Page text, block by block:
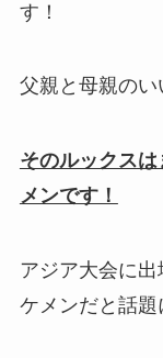
す！
父親と母親のい
そのルックス
メンです！
アジア大会に
ケメンだと話題